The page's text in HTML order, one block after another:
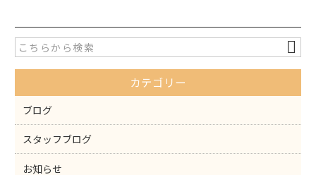
e
b
o
o
k
er
カテゴリー
ブログ
スタッフブログ
お知らせ